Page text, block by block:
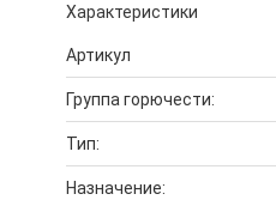
Характеристики
Артикул
Группа горючести:
Тип:
Назначение: